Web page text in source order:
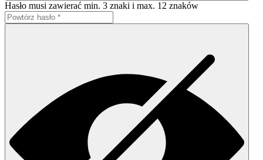
Hasło musi zawierać min. 3 znaki i max. 12 znaków